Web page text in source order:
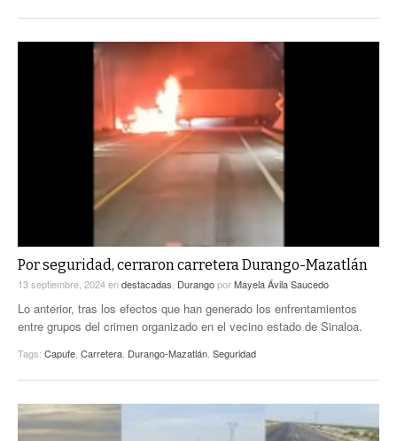
Por seguridad, cerraron carretera Durango-Mazatlán
13 septiembre, 2024endestacadas DurangoporMayela Ávila Saucedo
Lo anterior, tras los efectos que han generado los enfrentamientos
entre grupos del crimen organizado en el vecino estado de Sinaloa.
Tags: Capufe Carretera Durango-Mazatlán Seguridad